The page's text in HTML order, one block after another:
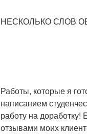
НЕСКОЛЬКО СЛОВ
Работы, которые я
написанием
работу на доработку!
отзывами моих